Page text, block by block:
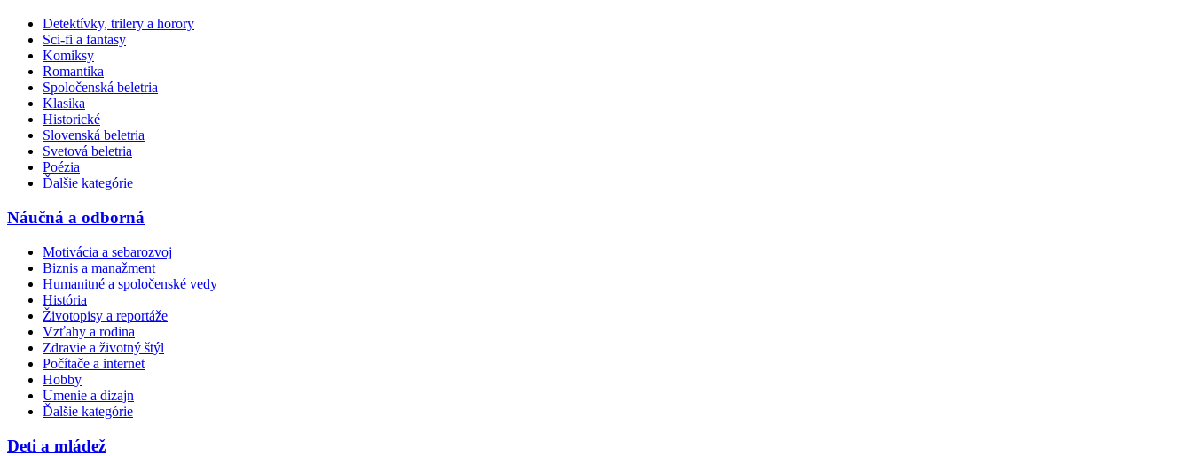
Detektívky, trilery a horory
Sci-fi a fantasy
Komiksy
Romantika
Spoločenská beletria
Klasika
Historické
Slovenská beletria
Svetová beletria
Poézia
Ďalšie kategórie
Náučná a odborná
Motivácia a sebarozvoj
Biznis a manažment
Humanitné a spoločenské vedy
História
Životopisy a reportáže
Vzťahy a rodina
Zdravie a životný štýl
Počítače a internet
Hobby
Umenie a dizajn
Ďalšie kategórie
Deti a mládež